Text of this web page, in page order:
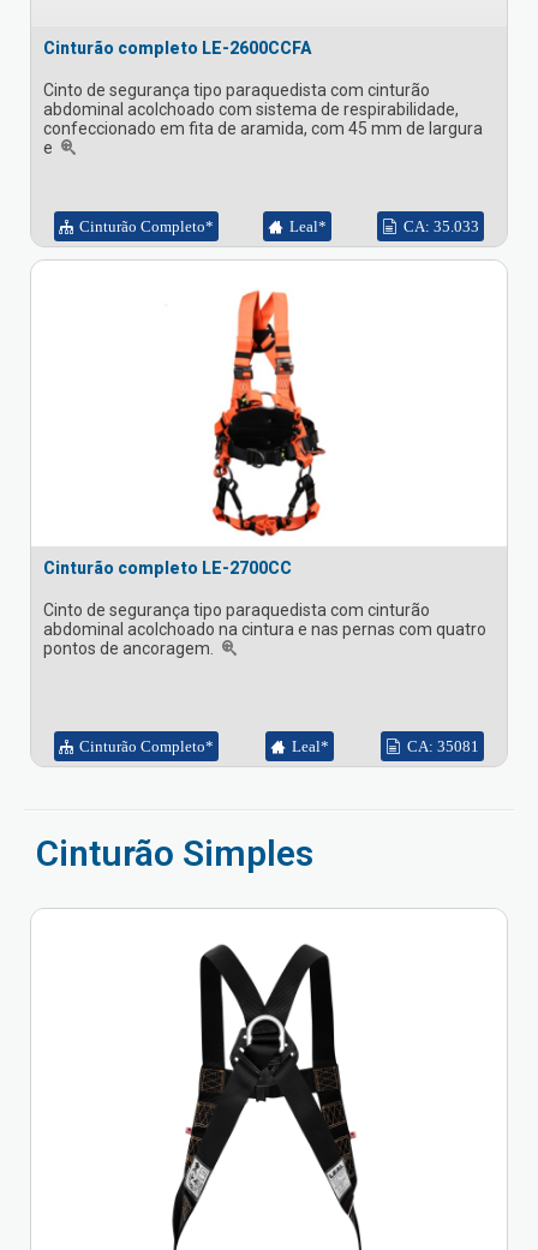
Cinturão completo LE-2600CCFA
Cinto de segurança tipo paraquedista com cinturão
abdominal acolchoado com sistema de respirabilidade,
confeccionado em fita de aramida, com 45 mm de largura
e
Cinturão Completo* Leal* CA: 35.033
Cinturão completo LE-2700CC
Cinto de segurança tipo paraquedista com cinturão
abdominal acolchoado na cintura e nas pernas com quatro
pontos de ancoragem.
Cinturão Completo* Leal* CA: 35081
Cinturão Simples